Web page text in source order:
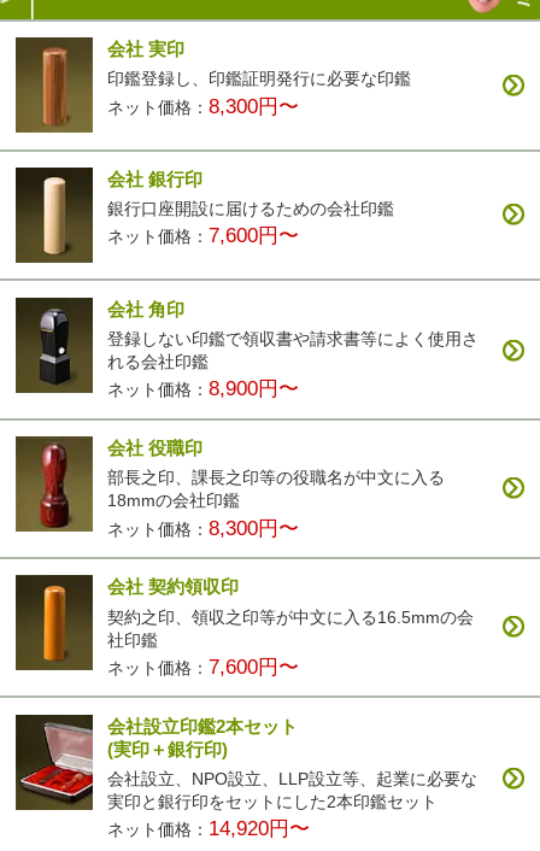
会社 実印
印鑑登録し、印鑑証明発行に必要な印鑑
ネット価格：8,300円〜
会社 銀行印
銀行口座開設に届けるための会社印鑑
ネット価格： 7,600円〜
会社 角印
登録しない印鑑で領収書や請求書等によく使用さ
れる会社印鑑
ネット価格：8,900円〜
会社 役職印
部長之印、課長之印等の役職名が中文に入る
18mmの会社印鑑
ネット価格：8,300円〜
会社 契約領収印
契約之印、領収之印等が中文に入る16.5mmの会
社印鑑
ネット価格： 7,600円〜
会社設立印鑑2本セット
(実印＋銀行印)
会社設立、NPO設立、LLP設立等、起業に必要な
実印と銀行印をセットにした2本印鑑セット
ネット価格： 14,920円〜